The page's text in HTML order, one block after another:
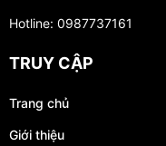
Hotline: 0987737161
TRUY CẬP
Trang chủ
Giới thiệu